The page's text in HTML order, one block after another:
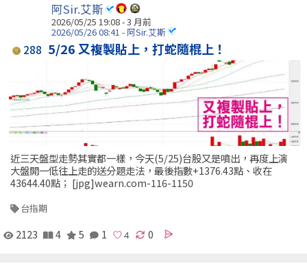
阿Sir.艾斯
2026/05/25 19:08 - 3 月前
2026/05/26 08:41 - 阿Sir.艾斯
288 5/26 又複製貼上，打蛇隨棍上！
近三天盤型走勢其實都一樣，今天(5/25)台股又是噴出，再度上演
大盤開一低往上走的送分題走法，最後指數+1376.43點、收在
43644.40點； [jpg]wearn.com-116-1150
台指期
2123 4 5 1 0